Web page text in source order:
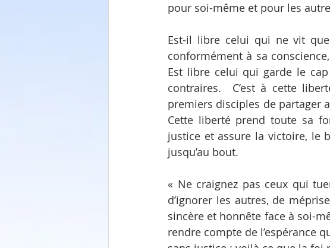
pour soi-même et pour les
Est-il libre celui qui ne vit
conformément à sa
Est libre celui qui garde le
contraires.  C’est à cette
premiers disciples de partager
Cette liberté prend toute sa
justice et assure la victoire, le
jusqu’au bout.
« Ne craignez pas ceux qui
d’ignorer les autres, de
sincère et honnête face à soi-
rendre compte de l’espérance